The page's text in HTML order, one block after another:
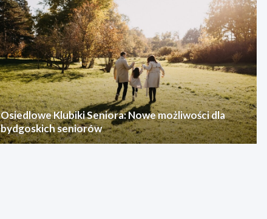
Osiedlowe Klubiki Seniora: Nowe możliwości dla
bydgoskich seniorów